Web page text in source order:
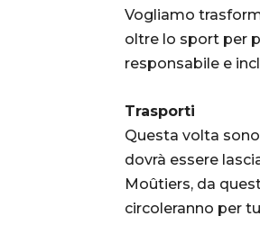
Vogliamo
oltre lo sport per
responsabile e
Trasporti
Questa volta
dovrà essere
Moûtiers, da
circoleranno per